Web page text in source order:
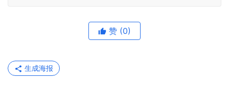
赞 (0)
生成海报